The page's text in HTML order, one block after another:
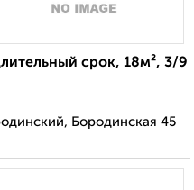
срок, 18м², 3/9
Бородинская 45